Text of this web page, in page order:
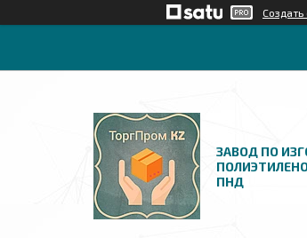
Создать
ЗАВОД ПО
ПНД